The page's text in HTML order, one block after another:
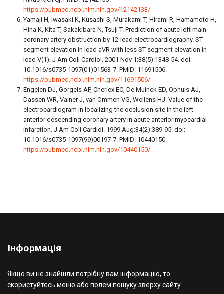
https://pubmed.ncbi.nlm.nih.gov/12142133/
Yamaji H, Iwasaki K, Kusachi S, Murakami T, Hirami R, Hamamoto H,
Hina K, Kita T, Sakakibara N, Tsuji T. Prediction of acute left main
coronary artery obstruction by 12-lead electrocardiography. ST-
segment elevation in lead aVR with less ST segment elevation in
lead V(1). J Am Coll Cardiol. 2001 Nov 1;38(5):1348-54. doi:
10.1016/s0735-1097(01)01563-7. PMID: 11691506.
https://pubmed.ncbi.nlm.nih.gov/11691506/
Engelen DJ, Gorgels AP, Cheriex EC, De Muinck ED, Ophuis AJ,
Dassen WR, Vainer J, van Ommen VG, Wellens HJ. Value of the
electrocardiogram in localizing the occlusion site in the left
anterior descending coronary artery in acute anterior myocardial
infarction. J Am Coll Cardiol. 1999 Aug;34(2):389-95. doi:
10.1016/s0735-1097(99)00197-7. PMID: 10440150.
https://pubmed.ncbi.nlm.nih.gov/10440150/
Інформація
Якщо ви не знайшли потрібну вам інформацію, то
скористуйтесь меню або полем пошуку зверху сайту.